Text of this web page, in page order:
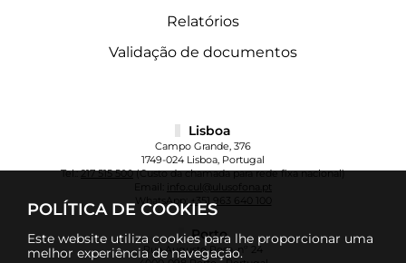
POLÍTICA DE COOKIES
Este website utiliza cookies para lhe proporcionar uma
melhor experiência de navegação.
Relatórios
Validação de documentos
Lisboa
Campo Grande, 376
1749-024 Lisboa, Portugal
Tel.:217 515 500(Custo da chamada para rede fixa nacional)
info.cul@ulusofona.pt
WhatsApp:
+351 963 640 100
Porto
Rua Augusto Rosa, nº 24